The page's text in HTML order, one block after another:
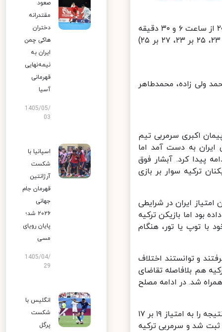
تیم ملی والیبال ایران در چهارمین دیدار خود از هفته دوم لیگ ملت‌های ۲۰۲۴ از ساعت ۶ و ۳۰ دقیقه
صبح امروز شنبه به مصاف ترکیه رفت که ۳ بر ۱ با نتایج ( ۲۵ بر ۲۲، ۲۵ بر ۲۳، ۲۵ بر ۲۳، ۲۷ بر ۲۵)
ولی زاده، محمدطاهر
اکبری سرمربی تیم
به دست آمد اما
بازیکنان ترکیه ادامه پیدا کرد و بازی ۱۰ بر ۵ ادامه پیدا کرد. آبشار فوق
بازیکنان ترکیه سوار بر بازی
ایران در شرایطی
اما بازیکن ترکیه
توپ یا تور، هنگام
و توانستند اختلاف
که البته سرمربی ترکیه هم بلافاصله تقاضای
داد. آبشار فوق العاده میثم صالحی با نتیجه تساوی ۱۵ بر ۱۵ همراه شد. در ادامه مصلح
امین اسماعیل نژاد پشت خط سرویس قرار گرفت و با یک ضربه فوق العاده نتیجه را به امتیاز ۱۹ بر ۱۷
بازیکنان امتیاز ۲۰ برای ایران ثبت شد و سرمربی ترکیه
صعود
مقتدرانه
دختران
هاکی چمن
ایران به
نیمه‌نهایی
قهرمانی
آسیا
1405/05/
03
اسپانیا با
شکست
آرژانتین
قهرمان جام
جهانی
۲۰۲۶ شد؛
پایان رویای
مسی
1405/04/
29
انگلیس با
شکست
پرگل